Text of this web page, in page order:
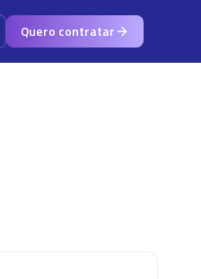
Quero contratar